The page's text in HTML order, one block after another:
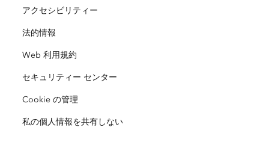
Esri ストア
Esri Press
GIS 用語集
企業行動規範
サイトマップ
教育機関
人種的平等
アクセシビリティー
法的情報
Web 利用規約
セキュリティー センター
Cookie の管理
私の個人情報を共有しない